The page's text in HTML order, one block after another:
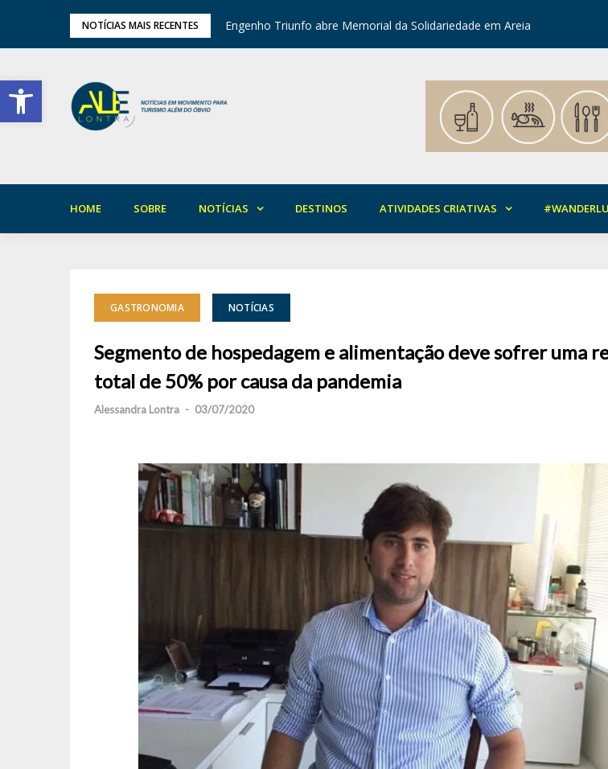
Barra de Ferramentas Aberta
NOTÍCIAS MAIS RECENTES
de Inverno das Serras Engenho Triunfo abre Memorial da Solidariedade em Areia
HOME SOBRE NOTÍCIAS DESTINOS ATIVIDADES CRIATIVAS
GASTRONOMIA NOTÍCIAS
Segmento de hospedagem e alimentação deve sofrer uma
total de 50% por causa da pandemia
Alessandra Lontra - 03/07/2020